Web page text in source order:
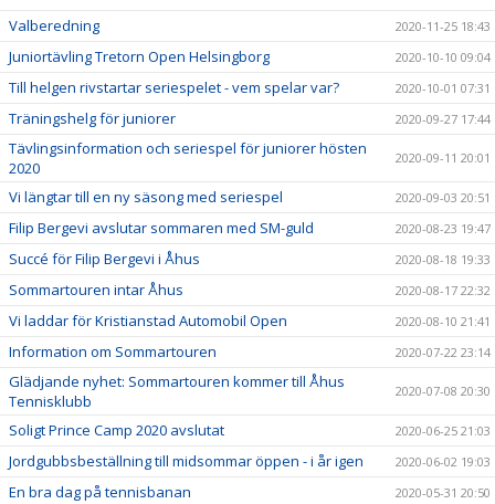
Valberedning 2020-11-25 18:43
Juniortävling Tretorn Open Helsingborg 2020-10-10 09:04
Till helgen rivstartar seriespelet - vem spelar var? 2020-10-01 07:31
Träningshelg för juniorer 2020-09-27 17:44
Tävlingsinformation och seriespel för juniorer hösten
2020
2020-09-11 20:01
Vi längtar till en ny säsong med seriespel 2020-09-03 20:51
Filip Bergevi avslutar sommaren med SM-guld 2020-08-23 19:47
Succé för Filip Bergevi i Åhus 2020-08-18 19:33
Sommartouren intar Åhus 2020-08-17 22:32
Vi laddar för Kristianstad Automobil Open 2020-08-10 21:41
Information om Sommartouren 2020-07-22 23:14
Glädjande nyhet: Sommartouren kommer till Åhus
Tennisklubb
2020-07-08 20:30
Soligt Prince Camp 2020 avslutat 2020-06-25 21:03
Jordgubbsbeställning till midsommar öppen - i år igen 2020-06-02 19:03
En bra dag på tennisbanan 2020-05-31 20:50